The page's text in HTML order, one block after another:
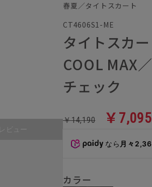
レビュー
春夏／タイトスカート
CT4606S1-ME
タイトスカ
COOL MAX
チェック
￥14,190 ￥7,095
なら 月々
カラー